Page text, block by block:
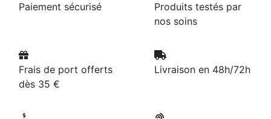
Paiement sécurisé
Produits testés par
nos soins
Frais de port offerts
dès 35 €
Livraison en 48h/72h